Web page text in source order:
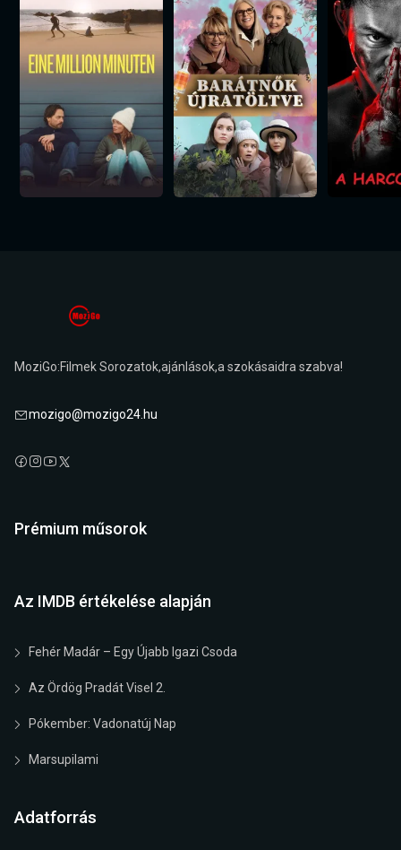
MoziGo:Filmek Sorozatok,ajánlások,a szokásaidra szabva!
mozigo@mozigo24.hu
Prémium műsorok
Az IMDB értékelése alapján
Fehér Madár – Egy Újabb Igazi Csoda
Az Ördög Pradát Visel 2.
Pókember: Vadonatúj Nap
Marsupilami
Adatforrás